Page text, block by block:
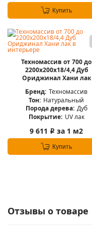
Купить
Техномассив от 700 до
2200х200х18/4,4 Дуб
Ориджинал Хани лак
Бренд: Техномассив
Тон: Натуральный
Порода дерева: Дуб
Покрытие: UV лак
9 611 i за 1 м2
Купить
Отзывы о товаре